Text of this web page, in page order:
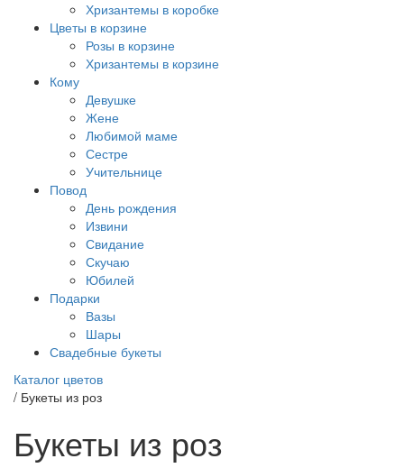
Хризантемы в коробке
Цветы в корзине
Розы в корзине
Хризантемы в корзине
Кому
Девушке
Жене
Любимой маме
Сестре
Учительнице
Повод
День рождения
Извини
Свидание
Скучаю
Юбилей
Подарки
Вазы
Шары
Свадебные букеты
Каталог цветов
/ Букеты из роз
Букеты из роз